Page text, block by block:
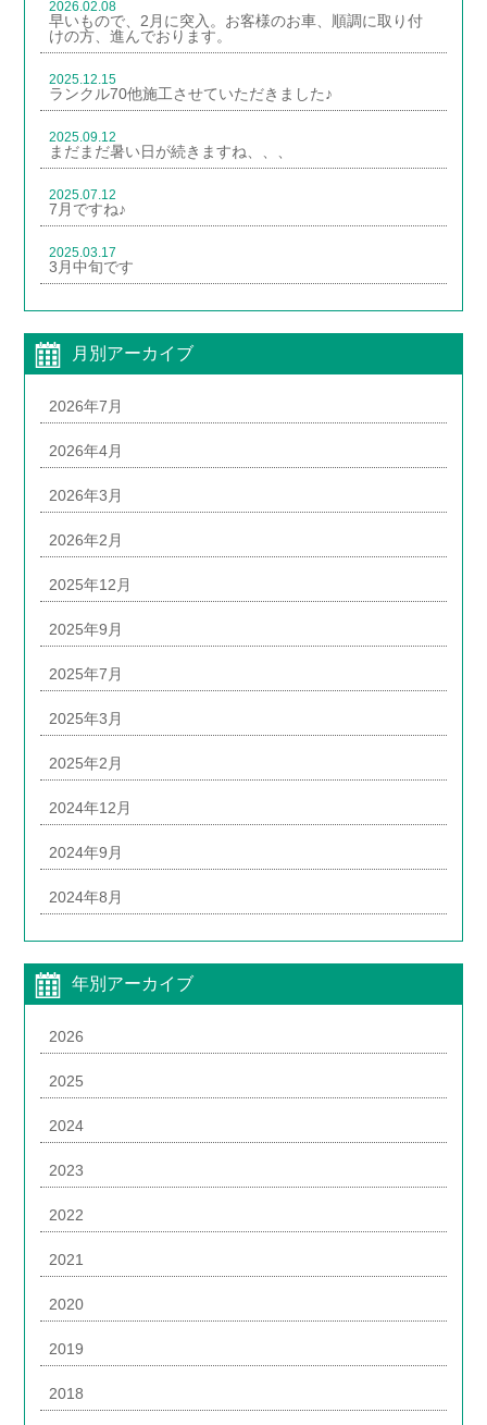
2026.02.08
早いもので、2月に突入。お客様のお車、順調に取り付
けの方、進んでおります。
2025.12.15
ランクル70他施工させていただきました♪
2025.09.12
まだまだ暑い日が続きますね、、、
2025.07.12
7月ですね♪
2025.03.17
3月中旬です
月別アーカイブ
2026年7月
2026年4月
2026年3月
2026年2月
2025年12月
2025年9月
2025年7月
2025年3月
2025年2月
2024年12月
2024年9月
2024年8月
年別アーカイブ
2026
2025
2024
2023
2022
2021
2020
2019
2018